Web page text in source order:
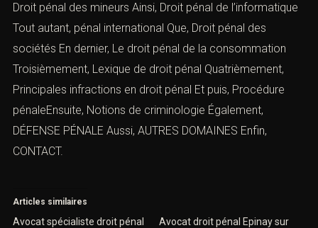
Droit pénal des mineurs Ainsi, Droit pénal de l’informatique
Tout autant, pénal international Que, Droit pénal des
sociétés En dernier, Le droit pénal de la consommation
Troisièmement, Lexique de droit pénal Quatrièmement,
Principales infractions en droit péna Et puis, Procédure
pénaleEnsuite, Notions de criminologie Également,
DÉFENSE PÉNALE Aussi, AUTRES DOMAINES Enfin,
CONTACT.
Articles similaires
Avocat spécialiste droit pénal
Avocat droit pénal Epinay sur